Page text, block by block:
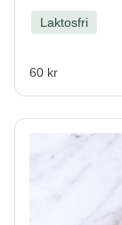
Laktosfri
60 kr